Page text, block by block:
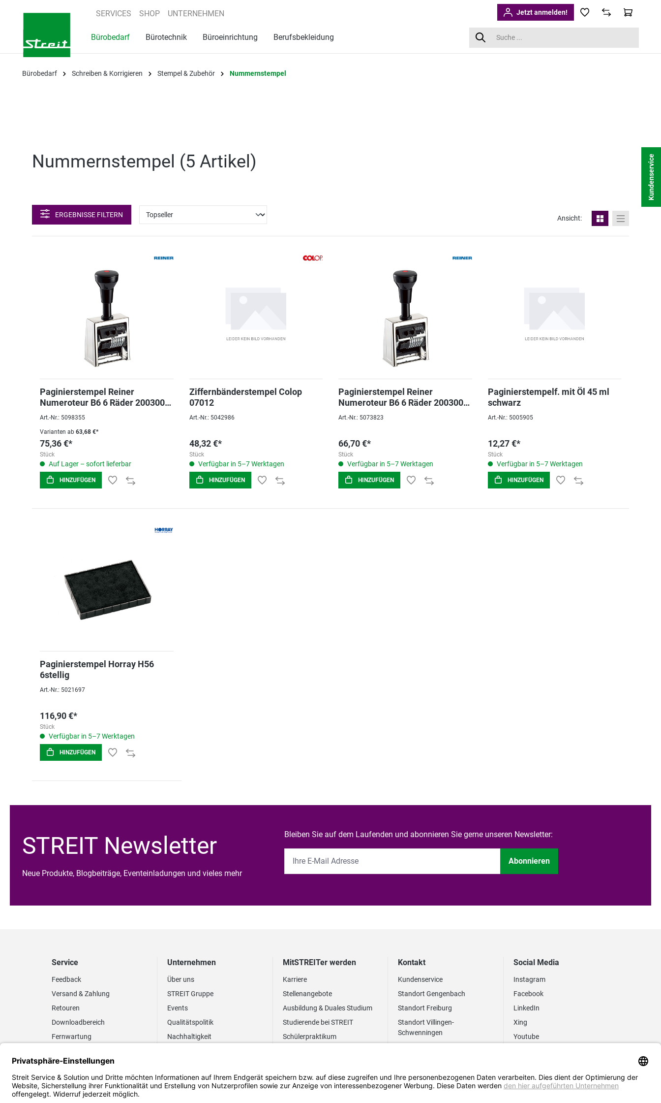
Zur Hauptnavigation springen
SERVICES SHOP UNTERNEHMEN Jetzt anmelden!
Bürobedarf Bürotechnik Büroeinrichtung Berufsbekleidung
Bürobedarf Schreiben & Korrigieren Stempel & Zubehör Nummernstempel
Nummernstempel (5 Artikel )
ERGEBNISSE FILTERN Ansicht:
Paginierstempel Reiner
Numeroteur B6 6 Räder 200300-
001 Blockschrift 4,5mm
Art.-Nr.: 5098355
Varianten ab 63,68 €*
75,36 €*
Stück
Auf Lager – sofort lieferbar
HINZUFÜGEN
Ziffernbänderstempel Colop
07012
Art.-Nr.: 5042986
48,32 €*
Stück
Verfügbar in 5–7 Werktagen
HINZUFÜGEN
Paginierstempel Reiner
Numeroteur B6 6 Räder 200300-
011
Art.-Nr.: 5073823
66,70 €*
Stück
Verfügbar in 5–7 Werktagen
HINZUFÜGEN
Paginierstempelf. mit Öl 45 ml
schwarz
Art.-Nr.: 5005905
12,27 €*
Stück
Verfügbar in 5–7 Werktagen
HINZUFÜGEN
Paginierstempel Horray H56
6stellig
Art.-Nr.: 5021697
116,90 €*
Stück
Verfügbar in 5–7 Werktagen
HINZUFÜGEN
STREIT Newsletter
Neue Produkte, Blogbeiträge, Eventeinladungen und vieles mehr
Bleiben Sie auf dem Laufenden und abonnieren Sie gerne unseren Newsletter:
Abonnieren
Service
Feedback
Versand & Zahlung
Retouren
Downloadbereich
Fernwartung
Elektronischer
Rechnungsversand
FAQ EUDR
Unternehmen
Über uns
STREIT Gruppe
Events
Qualitätspolitik
Nachhaltigkeit
MitSTREITer werden
Karriere
Stellenangebote
Ausbildung & Duales Studium
Studierende bei STREIT
Schülerpraktikum
Kontakt
Kundenservice
Standort Gengenbach
Standort Freiburg
Standort Villingen-
Schwenningen
Social Media
Instagram
Facebook
LinkedIn
Xing
Youtube
Kundenservice